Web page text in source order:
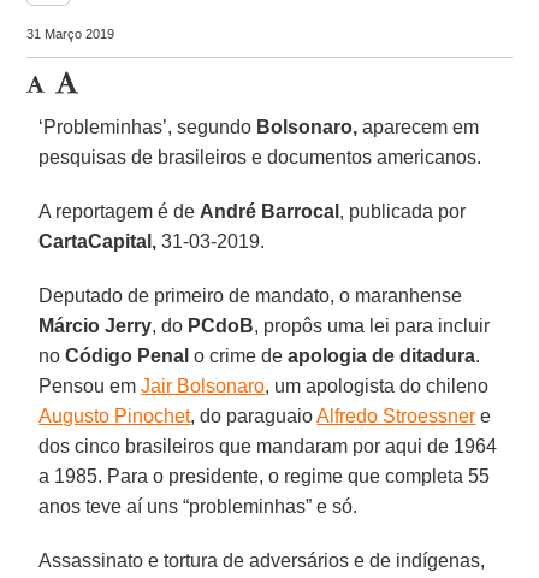
31 Março 2019
‘Probleminhas’, segundo Bolsonaro, aparecem em
pesquisas de brasileiros e documentos americanos.
A reportagem é de André Barrocal , publicada por
CartaCapital, 31-03-2019.
Deputado de primeiro de mandato, o maranhense
Márcio Jerry, do PCdoB, propôs uma lei para incluir
noCódigo Penal o crime deapologia de ditadura.
Pensou emJair Bolsonaro, um apologista do chileno
Augusto Pinochet, do paraguaioAlfredo Stroessner e
dos cinco brasileiros que mandaram por aqui de 1964
a 1985. Para o presidente, o regime que completa 55
anos teve aí uns “probleminhas” e só.
Assassinato e tortura de adversários e de indígenas,